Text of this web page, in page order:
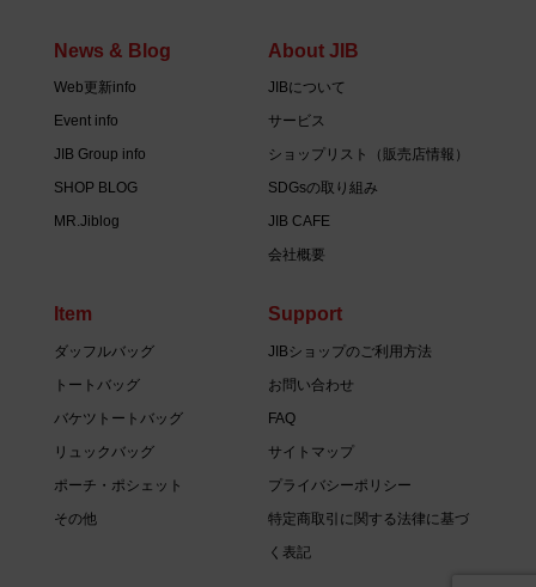
News & Blog
Web更新info
Event info
JIB Group info
SHOP BLOG
MR.Jiblog
About JIB
JIBについて
サービス
ショップリスト（販売店情報）
SDGsの取り組み
JIB CAFE
会社概要
Item
ダッフルバッグ
トートバッグ
バケツトートバッグ
リュックバッグ
ポーチ・ポシェット
その他
Support
JIBショップのご利用方法
お問い合わせ
FAQ
サイトマップ
プライバシーポリシー
特定商取引に関する法律に基づ
く表記